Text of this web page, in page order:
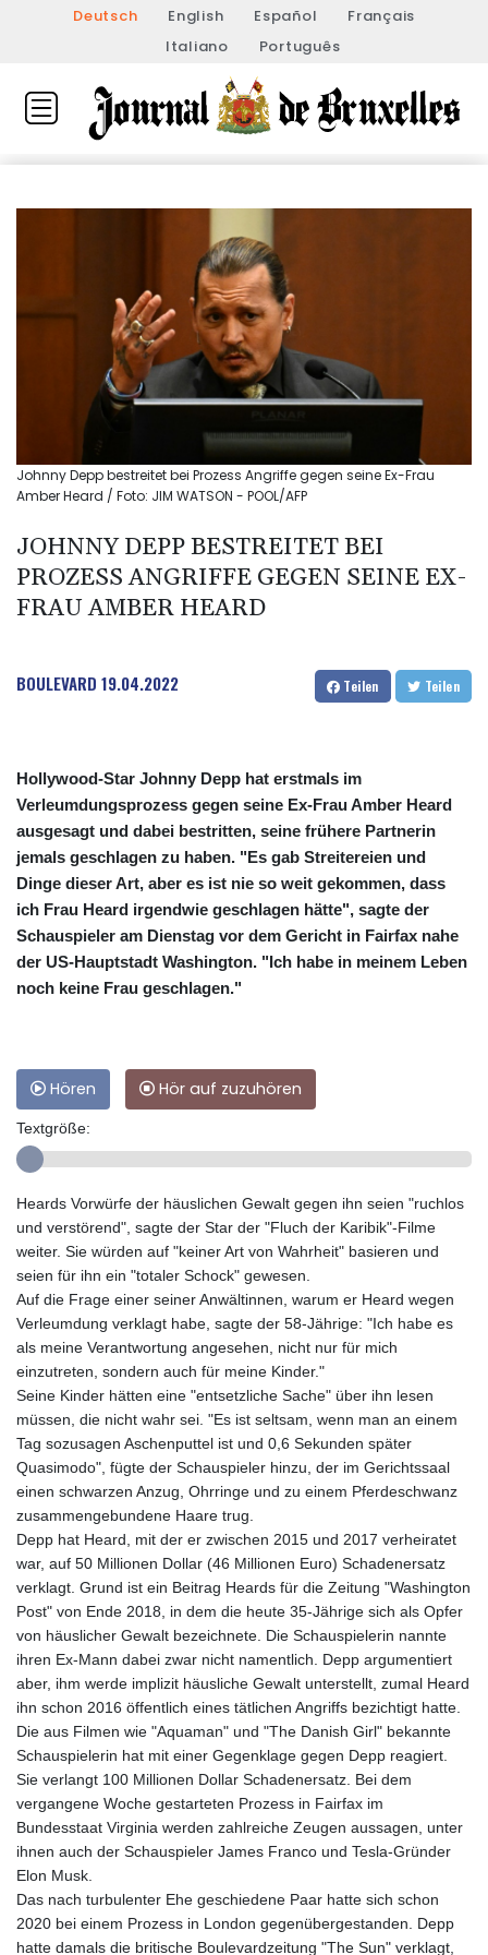
Deutsch English Español
Français
Italiano
Português
Johnny Depp bestreitet bei Prozess Angriffe gegen seine Ex-Frau
Amber Heard / Foto: JIM WATSON - POOL/AFP
JOHNNY DEPP BESTREITET BEI
PROZESS ANGRIFFE GEGEN SEINE EX-
FRAU AMBER HEARD
BOULEVARD 19.04.2022 Teilen Teilen
Hollywood-Star Johnny Depp hat erstmals im
Verleumdungsprozess gegen seine Ex-Frau Amber Heard
ausgesagt und dabei bestritten, seine frühere Partnerin
jemals geschlagen zu haben. "Es gab Streitereien und
Dinge dieser Art, aber es ist nie so weit gekommen, dass
ich Frau Heard irgendwie geschlagen hätte", sagte der
Schauspieler am Dienstag vor dem Gericht in Fairfax nahe
der US-Hauptstadt Washington. "Ich habe in meinem Leben
noch keine Frau geschlagen."
Hören Hör auf zuzuhören
Textgröße:
Heards Vorwürfe der häuslichen Gewalt gegen ihn seien "ruchlos
und verstörend", sagte der Star der "Fluch der Karibik"-Filme
weiter. Sie würden auf "keiner Art von Wahrheit" basieren und
seien für ihn ein "totaler Schock" gewesen.
Auf die Frage einer seiner Anwältinnen, warum er Heard wegen
Verleumdung verklagt habe, sagte der 58-Jährige: "Ich habe es
als meine Verantwortung angesehen, nicht nur für mich
einzutreten, sondern auch für meine Kinder."
Seine Kinder hätten eine "entsetzliche Sache" über ihn lesen
müssen, die nicht wahr sei. "Es ist seltsam, wenn man an einem
Tag sozusagen Aschenputtel ist und 0,6 Sekunden später
Quasimodo", fügte der Schauspieler hinzu, der im Gerichtssaal
einen schwarzen Anzug, Ohrringe und zu einem Pferdeschwanz
zusammengebundene Haare trug.
Depp hat Heard, mit der er zwischen 2015 und 2017 verheiratet
war, auf 50 Millionen Dollar (46 Millionen Euro) Schadenersatz
verklagt. Grund ist ein Beitrag Heards für die Zeitung "Washington
Post" von Ende 2018, in dem die heute 35-Jährige sich als Opfer
von häuslicher Gewalt bezeichnete. Die Schauspielerin nannte
ihren Ex-Mann dabei zwar nicht namentlich. Depp argumentiert
aber, ihm werde implizit häusliche Gewalt unterstellt, zumal Heard
ihn schon 2016 öffentlich eines tätlichen Angriffs bezichtigt hatte.
Die aus Filmen wie "Aquaman" und "The Danish Girl" bekannte
Schauspielerin hat mit einer Gegenklage gegen Depp reagiert.
Sie verlangt 100 Millionen Dollar Schadenersatz. Bei dem
vergangene Woche gestarteten Prozess in Fairfax im
Bundesstaat Virginia werden zahlreiche Zeugen aussagen, unter
ihnen auch der Schauspieler James Franco und Tesla-Gründer
Elon Musk.
Das nach turbulenter Ehe geschiedene Paar hatte sich schon
2020 bei einem Prozess in London gegenübergestanden. Depp
hatte damals die britische Boulevardzeitung "The Sun" verklagt,